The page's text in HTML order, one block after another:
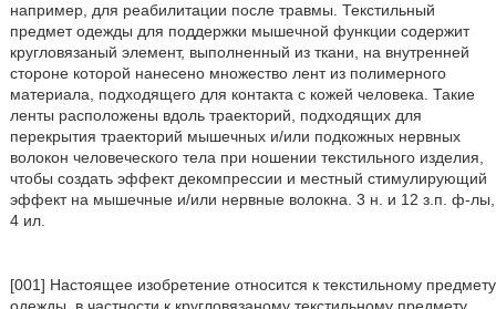
например, для реабилитации после травмы. Текстильный
предмет одежды для поддержки мышечной функции содержит
кругловязаный элемент, выполненный из ткани, на внутренней
стороне которой нанесено множество лент из полимерного
материала, подходящего для контакта с кожей человека. Такие
ленты расположены вдоль траекторий, подходящих для
перекрытия траекторий мышечных и/или подкожных нервных
волокон человеческого тела при ношении текстильного изделия,
чтобы создать эффект декомпрессии и местный стимулирующий
эффект на мышечные и/или нервные волокна. 3 н. и 12 з.п. ф-лы,
4 ил.
[001] Настоящее изобретение относится к текстильному предмету